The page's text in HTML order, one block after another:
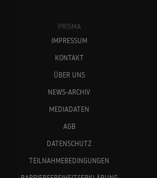
PRISMA
IMPRESSUM
KONTAKT
ÜBER UNS
NEWS-ARCHIV
MEDIADATEN
AGB
DATENSCHUTZ
TEILNAHMEBEDINGUNGEN